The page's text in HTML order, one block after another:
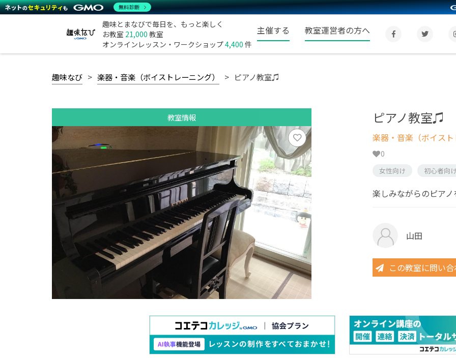
趣味とまなびで毎日を、もっと楽しく
お教室 21,000 教室
オンラインレッスン・ワークショップ4,400 件
主催する 教室運営者の方へ
趣味なび 楽器・音楽（ボイストレーニング） ピアノ教室♫
教室情報 ピアノ教室♫
楽器・音楽（ボイス
0
女性向け 初心者向
楽しみながらのピア
山田
この教室に問い
無料診断